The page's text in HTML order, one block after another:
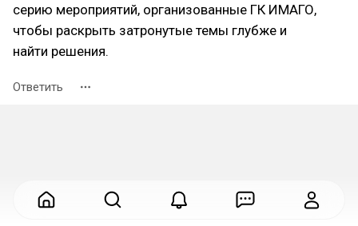
серию мероприятий, организованные ГК ИМАГО,
чтобы раскрыть затронутые темы глубже и
найти решения.
Ответить